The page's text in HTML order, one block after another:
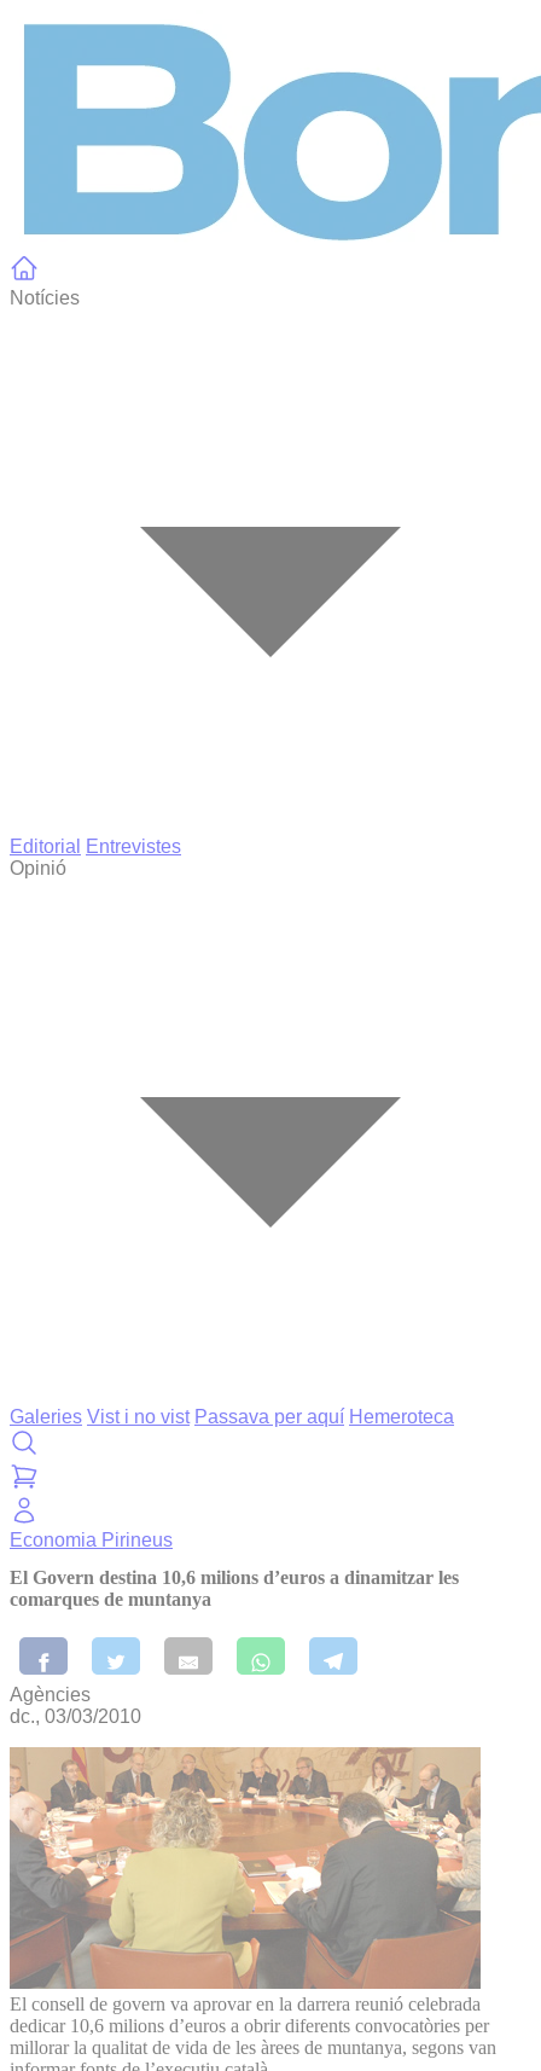
Notícies
Editorial
Entrevistes
Opinió
Galeries Vist i no vist Passava per aquí Hemeroteca
Economia Pirineus
El Govern destina 10,6 milions d’euros a dinamitzar les
comarques de muntanya
Agències
dc., 03/03/2010
El consell de govern va aprovar en la darrera reunió celebrada
dedicar 10,6 milions d’euros a obrir diferents convocatòries per
millorar la qualitat de vida de les àrees de muntanya, segons van